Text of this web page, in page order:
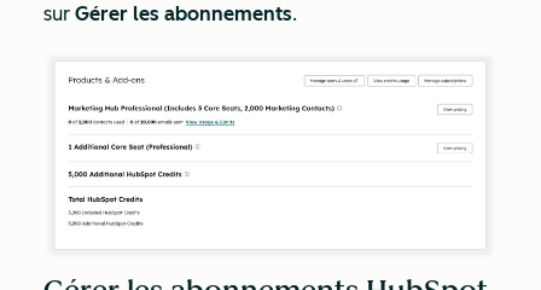
sur Gérer les abonnements.